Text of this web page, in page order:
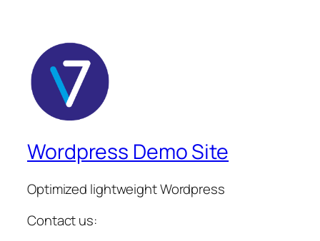
Wordpress Demo Site
Optimized lightweight Wordpress
Contact us: